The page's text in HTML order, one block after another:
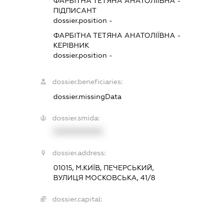
ПІДПИСАНТ
dossier.position -
ФАРБІТНА ТЕТЯНА АНАТОЛІЇВНА -
КЕРІВНИК
dossier.position -
dossier.beneficiaries:
dossier.missingData
dossier.smida:
dossier.address:
01015, М.КИЇВ, ПЕЧЕРСЬКИЙ,
ВУЛИЦЯ МОСКОВСЬКА, 41/8
dossier.capital: